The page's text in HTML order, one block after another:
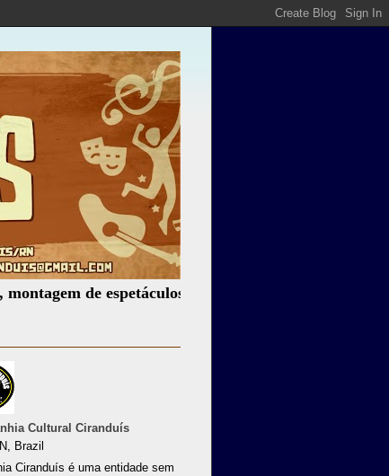
de espetáculos, assessoria cultural, palestras,
Cultural Ciranduís
Brazil
Ciranduís é uma entidade sem